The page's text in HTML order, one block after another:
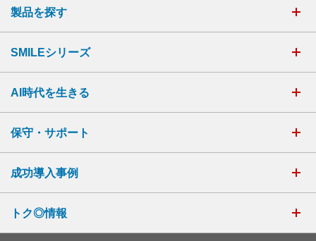
製品を探す
SMILEシリーズ
AI時代を生きる
保守・サポート
成功導入事例
トク◎情報